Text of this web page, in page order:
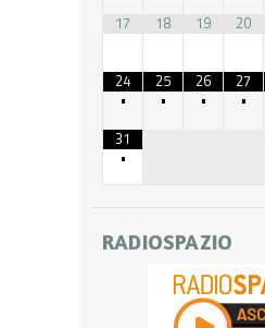
17
18 19 20
24
•
25
•
26
•
27
•
31
•
RADIOSPAZIO